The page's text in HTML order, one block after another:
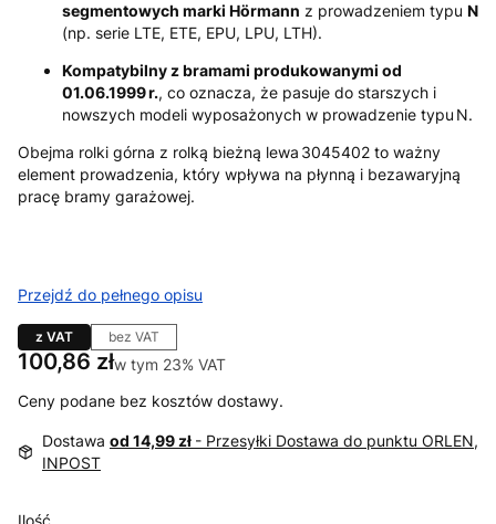
segmentowych marki Hörmann z prowadzeniem typu N
(np. serie LTE, ETE, EPU, LPU, LTH).
Kompatybilny z bramami produkowanymi od
01.06.1999 r., co oznacza, że pasuje do starszych i
nowszych modeli wyposażonych w prowadzenie typu N.
Obejma rolki górna z rolką bieżną lewa 3045402 to ważny
element prowadzenia, który wpływa na płynną i bezawaryjną
pracę bramy garażowej.
Przejdź do pełnego opisu
z VAT bez VAT
Cena
100,86 złw tym 23% VAT
w tym 23% VAT
Ceny podane bez kosztów dostawy.
Dostawa od 14,99 zł - Przesyłki Dostawa do punktu ORLEN,
INPOST
Ilość